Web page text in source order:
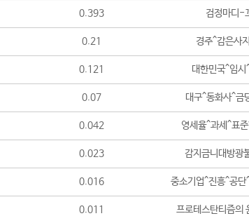
0.393 검정마디-
0.21 경주^감은사
0.121 대한민국^임
0.07 대구^동화사^금
0.042 영세율^과세^표
0.023 감지금니대방광
0.016 중소기업^진흥^공
0.011 프로테스탄티즘의